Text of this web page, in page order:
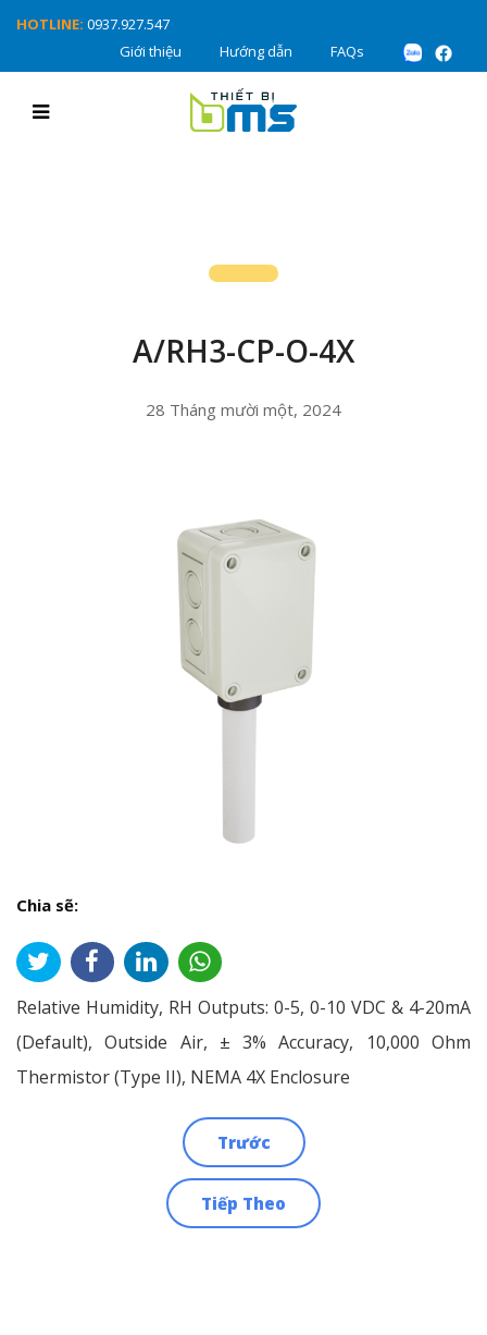
HOTLINE: 0937.927.547
Giới thiệu
Hướng dẫn FAQs
A/RH3-CP-O-4X
28 Tháng mười một, 2024
Chia sẽ:
Relative Humidity, RH Outputs: 0-5, 0-10 VDC & 4-20mA
(Default), Outside Air, ± 3% Accuracy, 10,000 Ohm
Thermistor (Type II), NEMA 4X Enclosure
Trước
Tiếp Theo